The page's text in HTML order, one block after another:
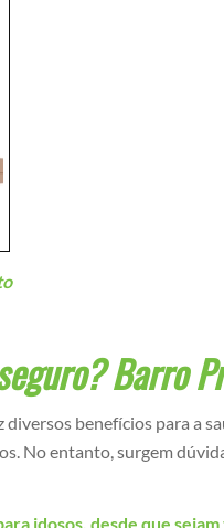
Barro
benefícios para a
No entanto, surgem
idosos, desde que